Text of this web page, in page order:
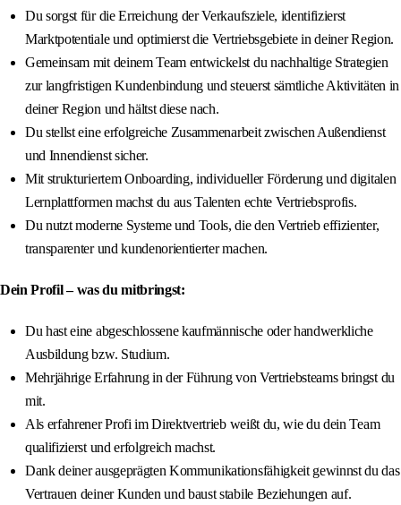
Du sorgst für die Erreichung der Verkaufsziele, identifizierst
Marktpotentiale und optimierst die Vertriebsgebiete in deiner Region.
Gemeinsam mit deinem Team entwickelst du nachhaltige Strategien
zur langfristigen Kundenbindung und steuerst sämtliche Aktivitäten in
deiner Region und hältst diese nach.
Du stellst eine erfolgreiche Zusammenarbeit zwischen Außendienst
und Innendienst sicher.
Mit strukturiertem Onboarding, individueller Förderung und digitalen
Lernplattformen machst du aus Talenten echte Vertriebsprofis.
Du nutzt moderne Systeme und Tools, die den Vertrieb effizienter,
transparenter und kundenorientierter machen.
Dein Profil – was du mitbringst:
Du hast eine abgeschlossene kaufmännische oder handwerkliche
Ausbildung bzw. Studium.
Mehrjährige Erfahrung in der Führung von Vertriebsteams bringst du
mit.
Als erfahrener Profi im Direktvertrieb weißt du, wie du dein Team
qualifizierst und erfolgreich machst.
Dank deiner ausgeprägten Kommunikationsfähigkeit gewinnst du das
Vertrauen deiner Kunden und baust stabile Beziehungen auf.